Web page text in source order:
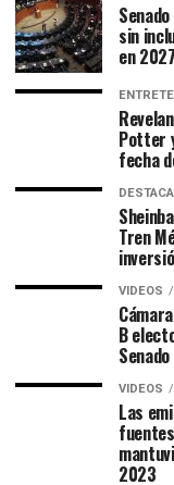
sin
en 2027
Potter
fecha
Tren
VIDEOS
B
Senado
VIDEOS
Las
2023